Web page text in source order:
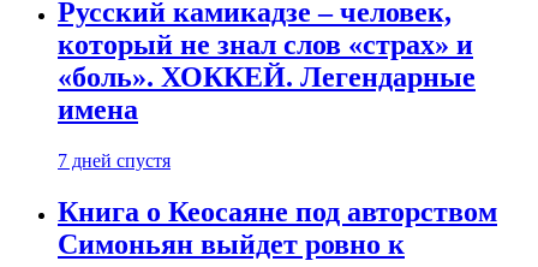
Русский камикадзе – человек,
который не знал слов «страх» и
«боль». ХОККЕЙ. Легендарные
имена
7 дней спустя
Книга о Кеосаяне под авторством
Симоньян выйдет ровно к